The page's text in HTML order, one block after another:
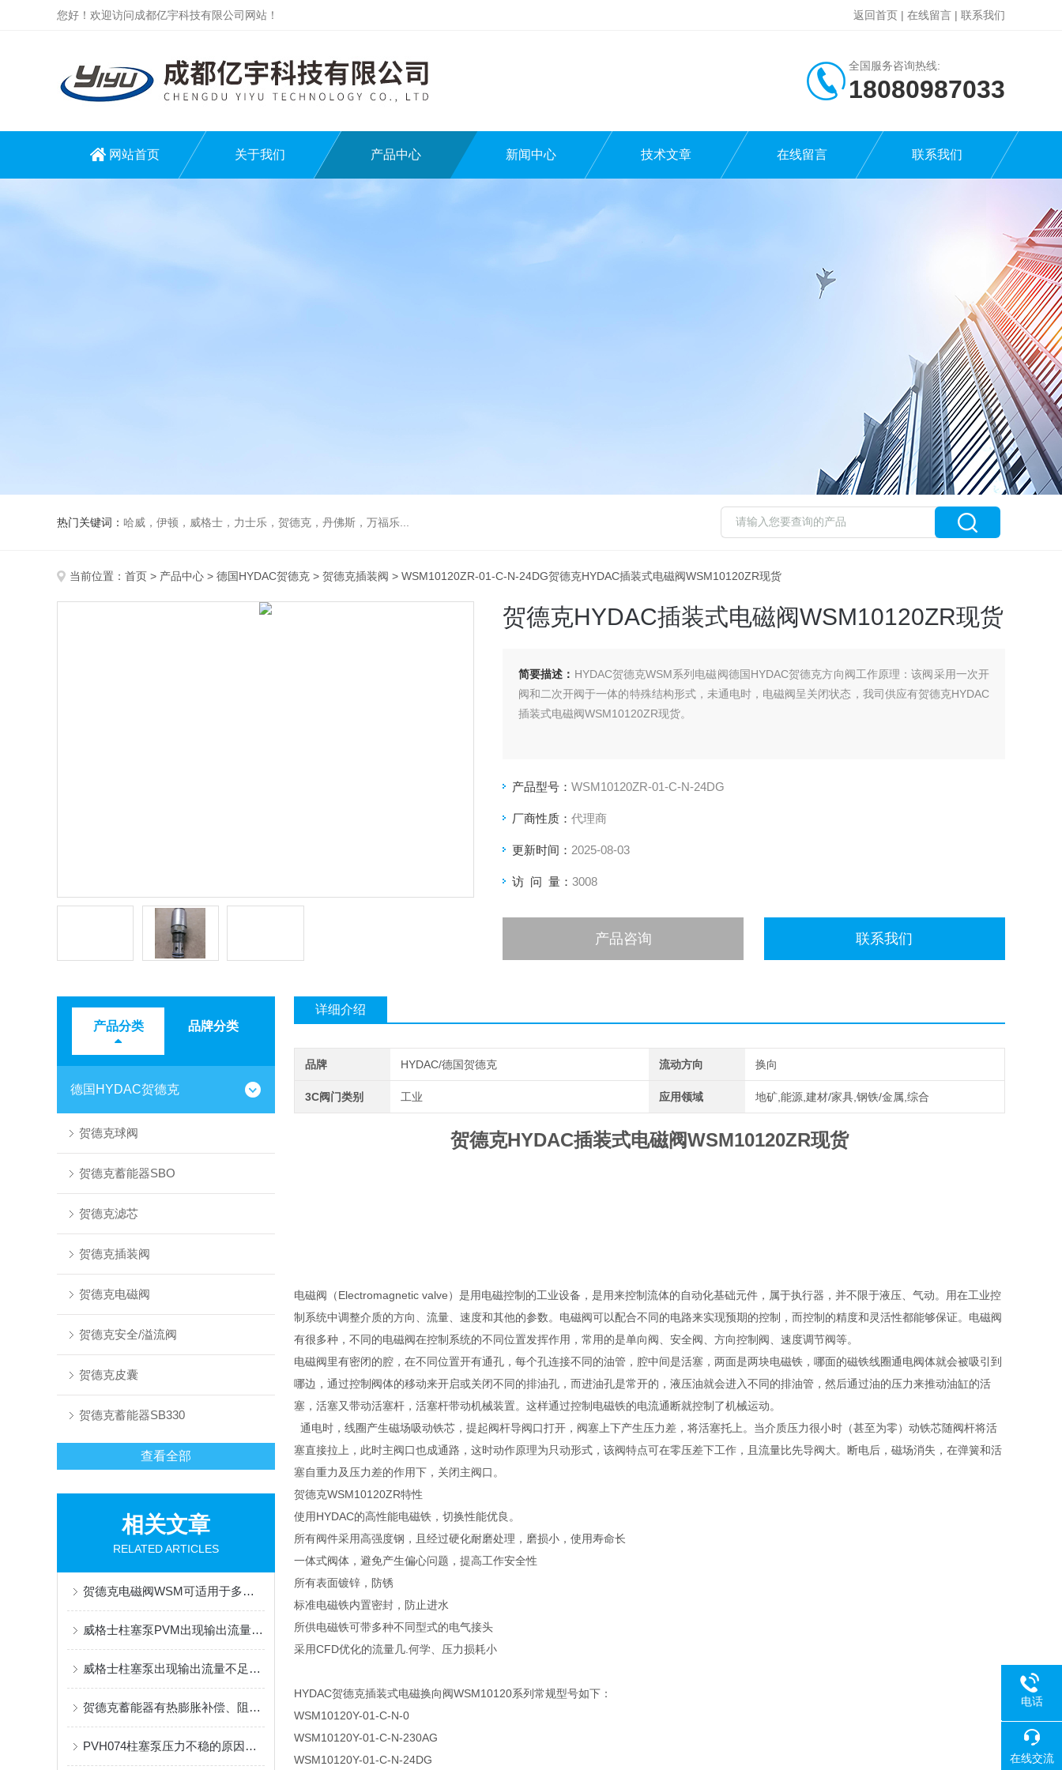
您好！欢迎访问成都亿宇科技有限公司网站！ 返回首页 | 在线留言 | 联系我们
全国服务咨询热线:
18080987033
网站首页 关于我们 产品中心 新闻中心 技术文章 在线留言 联系我们
热门关键词： 哈威，伊顿，威格士，力士乐，贺德克，丹佛斯，万福乐...
当前位置： 首页 > 产品中心 > 德国HYDAC贺德克 > 贺德克插装阀 > WSM10120ZR-01-C-N-24DG贺德克HYDAC插装式电磁阀WSM10120ZR现货
贺德克HYDAC插装式电磁阀WSM10120ZR现货
简要描述： HYDAC贺德克WSM系列电磁阀德国HYDAC贺德克方向阀工作原理：该阀采用一次开
阀和二次开阀于一体的特殊结构形式，未通电时，电磁阀呈关闭状态，我司供应有贺德克HYDAC
插装式电磁阀WSM10120ZR现货。
产品型号： WSM10120ZR-01-C-N-24DG
厂商性质： 代理商
更新时间： 2025-08-03
访 问 量： 3008
产品咨询 联系我们
产品分类 品牌分类
德国HYDAC贺德克
贺德克球阀
贺德克蓄能器SBO
贺德克滤芯
贺德克插装阀
贺德克电磁阀
贺德克安全/溢流阀
贺德克皮囊
贺德克蓄能器SB330
查看全部
相关文章
RELATED ARTICLES
贺德克电磁阀WSM可适用于多种液体和气体介质
威格士柱塞泵PVM出现输出流量不足或不输出油故障的解决方法
威格士柱塞泵出现输出流量不足或不输出油液时的处理方法
贺德克蓄能器有热膨胀补偿、阻隔运送罐的作用
PVH074柱塞泵压力不稳的原因分析
详细介绍
品牌 HYDAC/德国贺德克 流动方向 换向
3C阀门类别 工业 应用领域 地矿,能源,建材/家具,钢铁/金属,综合
贺德克HYDAC插装式电磁阀WSM10120ZR现货
电磁阀（Electromagnetic valve）是用电磁控制的工业设备，是用来控制流体的自动化基础元件，属于执行器，并不限于液压、气动。用在工业控
制系统中调整介质的方向、流量、速度和其他的参数。电磁阀可以配合不同的电路来实现预期的控制，而控制的精度和灵活性都能够保证。电磁阀
有很多种，不同的电磁阀在控制系统的不同位置发挥作用，常用的是单向阀、安全阀、方向控制阀、速度调节阀等。
电磁阀里有密闭的腔，在不同位置开有通孔，每个孔连接不同的油管，腔中间是活塞，两面是两块电磁铁，哪面的磁铁线圈通电阀体就会被吸引到
哪边，通过控制阀体的移动来开启或关闭不同的排油孔，而进油孔是常开的，液压油就会进入不同的排油管，然后通过油的压力来推动油缸的活
塞，活塞又带动活塞杆，活塞杆带动机械装置。这样通过控制电磁铁的电流通断就控制了机械运动。
通电时，线圈产生磁场吸动铁芯，提起阀杆导阀口打开，阀塞上下产生压力差，将活塞托上。当介质压力很小时（甚至为零）动铁芯随阀杆将活
塞直接拉上，此时主阀口也成通路，这时动作原理为只动形式，该阀特点可在零压差下工作，且流量比先导阀大。断电后，磁场消失，在弹簧和活
塞自重力及压力差的作用下，关闭主阀口。
贺德克WSM10120ZR特性
使用HYDAC的高性能电磁铁，切换性能优良。
所有阀件采用高强度钢，且经过硬化耐磨处理，磨损小，使用寿命长
一体式阀体，避免产生偏心问题，提高工作安全性
所有表面镀锌，防锈
标准电磁铁内置密封，防止进水
所供电磁铁可带多种不同型式的电气接头
采用CFD优化的流量几.何学、压力损耗小
HYDAC贺德克插装式电磁换向阀WSM10120系列常规型号如下：
WSM10120Y-01-C-N-0
WSM10120Y-01-C-N-230AG
WSM10120Y-01-C-N-24DG
电话
在线交流